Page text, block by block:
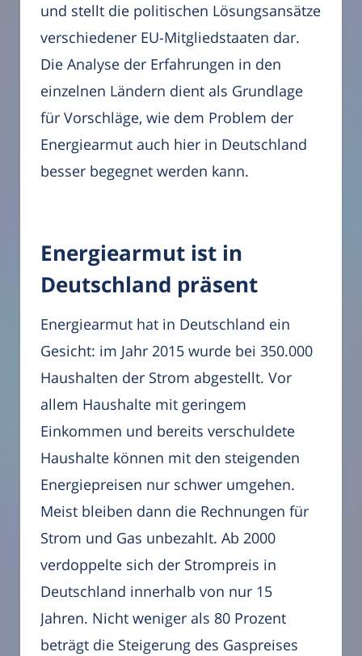
und stellt die politischen Lösungsansätze
verschiedener EU-Mitgliedstaaten dar.
Die Analyse der Erfahrungen in den
einzelnen Ländern dient als Grundlage
für Vorschläge, wie dem Problem der
Energiearmut auch hier in Deutschland
besser begegnet werden kann.
Energiearmut ist in
Deutschland präsent
Energiearmut hat in Deutschland ein
Gesicht: im Jahr 2015 wurde bei 350.000
Haushalten der Strom abgestellt. Vor
allem Haushalte mit geringem
Einkommen und bereits verschuldete
Haushalte können mit den steigenden
Energiepreisen nur schwer umgehen.
Meist bleiben dann die Rechnungen für
Strom und Gas unbezahlt. Ab 2000
verdoppelte sich der Strompreis in
Deutschland innerhalb von nur 15
Jahren. Nicht weniger als 80 Prozent
beträgt die Steigerung des Gaspreises